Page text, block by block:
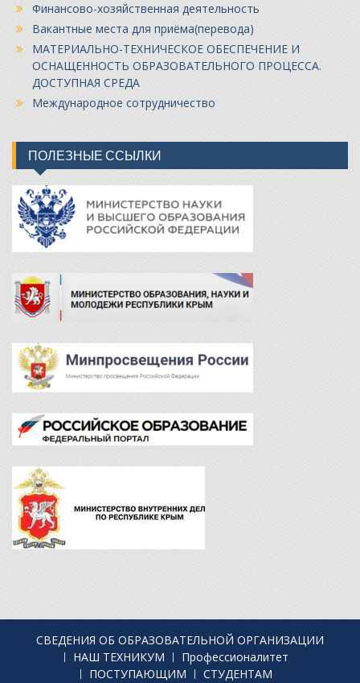
Финансово-хозяйственная деятельность
Вакантные места для приёма(перевода)
МАТЕРИАЛЬНО-ТЕХНИЧЕСКОЕ ОБЕСПЕЧЕНИЕ И
ОСНАЩЕННОСТЬ ОБРАЗОВАТЕЛЬНОГО ПРОЦЕССА.
ДОСТУПНАЯ СРЕДА
Международное сотрудничество
ПОЛЕЗНЫЕ ССЫЛКИ
СВЕДЕНИЯ ОБ ОБРАЗОВАТЕЛЬНОЙ ОРГАНИЗАЦИИ
НАШ ТЕХНИКУМ
Профессионалитет
ПОСТУПАЮЩИМ
СТУДЕНТАМ